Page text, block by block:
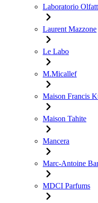
Laboratorio
Laurent Mazzone
Le Labo
M.Micallef
Maison Francis
Maison Tahite
Mancera
Marc-Antoine
MDCI Parfums